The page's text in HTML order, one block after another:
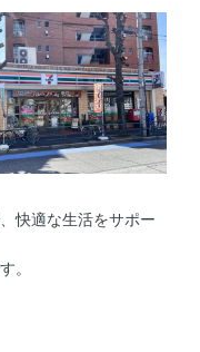
快適な生活をサポー
。